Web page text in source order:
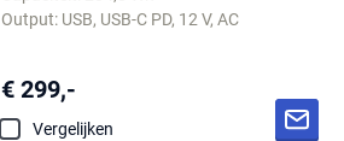
Output: USB, USB-C PD, 12 V, AC
€ 299,-
Vergelijken